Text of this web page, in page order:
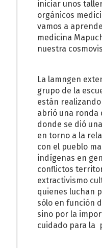
iniciar unos
orgánicos
vamos a
medicina
nuestra
La lamngen
grupo de la
están
abrió una ronda
donde se dió
en torno a la
con el pueblo
indígenas en
conflictos
extractivismo
quienes luchan
sólo en función
sino por la
cuidado para la